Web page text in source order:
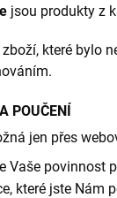
jsou produkty z
zboží, které bylo
POUČENÍ
jen přes
Vaše povinnost
které jste Nám